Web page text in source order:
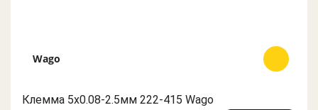
Wago
Клемма 5х0.08-2.5мм 222-415 Wago